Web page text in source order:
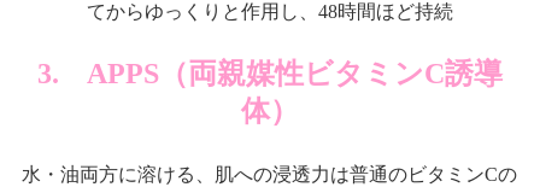
てからゆっくりと作用し、48時間ほど持続
3. APPS（両親媒性ビタミンC誘導
体）
水・油両方に溶ける、肌への浸透力は普通のビタミンCの